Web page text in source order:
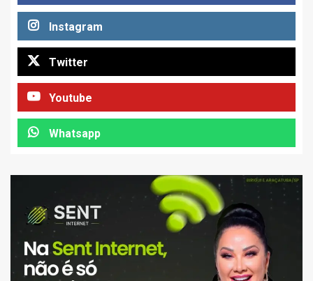
Instagram
Twitter
Youtube
Whatsapp